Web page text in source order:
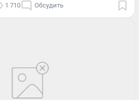
1 710 Обсудить